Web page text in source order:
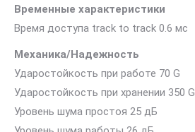
Временные характеристики
Время доступа track to track 0.6 мс
Механика/Надежность
Ударостойкость при работе 70 G
Ударостойкость при хранении 350 G
Уровень шума простоя 25 дБ